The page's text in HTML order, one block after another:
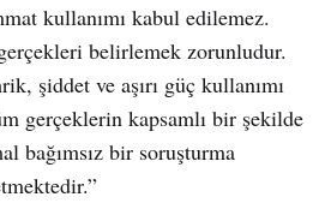
kullanımı kabul edilemez.
belirlemek zorunludur.
şiddet ve aşırı güç kullanımı
gerçeklerin kapsamlı bir şekilde
bağımsız bir soruşturma